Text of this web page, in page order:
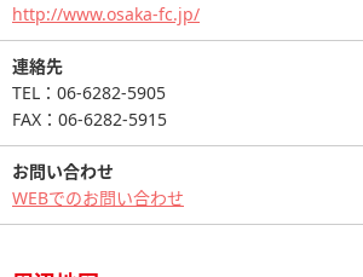
http://www.osaka-fc.jp/
連絡先
TEL：06-6282-5905
FAX：06-6282-5915
お問い合わせ
WEBでのお問い合わせ